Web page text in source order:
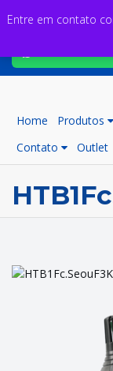
Home Produtos
Contato
Outlet
Entre em contato